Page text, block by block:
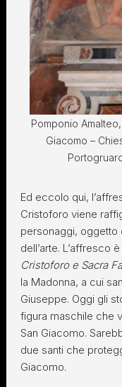
Pomponio
Giacomo –
Ed eccolo qui,
Cristoforo viene
personaggi,
dell’arte. L’affresco
Cristoforo e Sacra
la Madonna, a cui
Giuseppe. Oggi gli
figura maschile che
San Giacomo.
due santi che
Giacomo.